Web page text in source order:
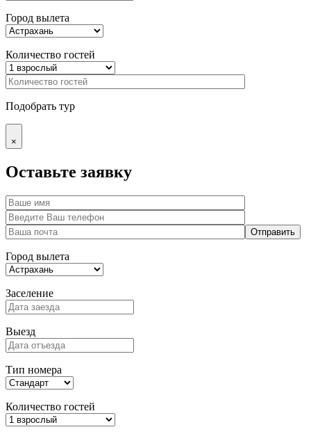
Город вылета
Количество гостей
Подобрать тур
×
Оставьте заявку
Город вылета
Заселение
Выезд
Тип номера
Количество гостей